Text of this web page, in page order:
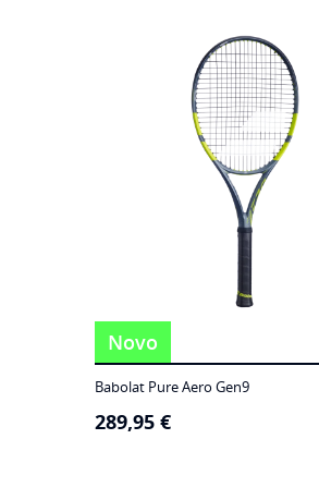
Novo
Babolat Pure Aero Gen9
289,95 €